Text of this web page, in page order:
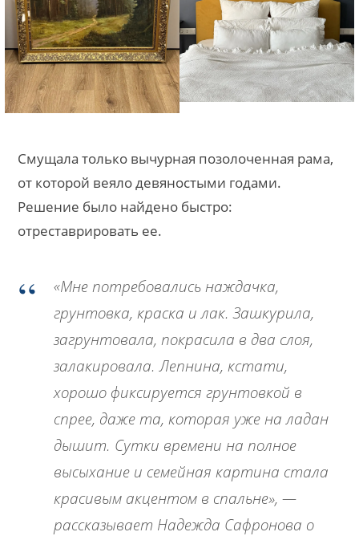
Смущала только вычурная позолоченная рама,
от которой веяло девяностыми годами.
Решение было найдено быстро:
отреставрировать ее.
«Мне потребовались наждачка,
грунтовка, краска и лак. Зашкурила,
загрунтовала, покрасила в два слоя,
залакировала. Лепнина, кстати,
хорошо фиксируется грунтовкой в
спрее, даже та, которая уже на ладан
дышит. Сутки времени на полное
высыхание и семейная картина стала
красивым акцентом в спальне», —
рассказывает Надежда Сафронова о